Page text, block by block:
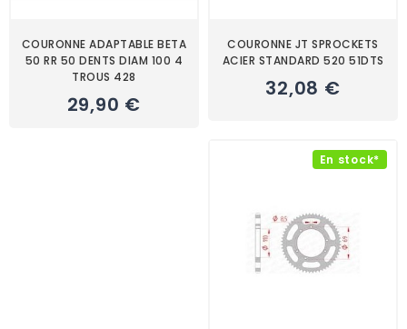
COURONNE ADAPTABLE BETA
50 RR 50 DENTS DIAM 100 4
TROUS 428
29,90 €
COURONNE JT SPROCKETS
ACIER STANDARD 520 51DTS
32,08 €
En stock*